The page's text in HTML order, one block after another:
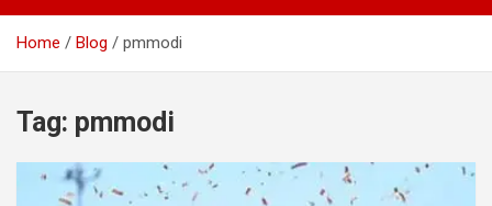
Home Blog pmmodi
Tag: pmmodi